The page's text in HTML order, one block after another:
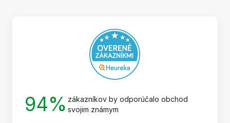
94% zákazníkov by odporúčalo obchod
svojim známym